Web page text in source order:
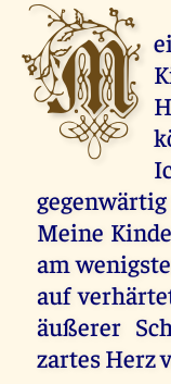
M
Meine
am
auf
äußerer
zartes Herz